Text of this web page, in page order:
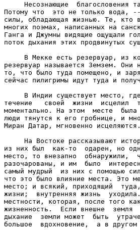
Несознающие  благословения
Потому что  это не только вода,
силы, обладающая жизнью. Те, кто
многих поэмах, написанных на
Ганга и Джумны видящие ощущали
поток дыхания этих продвинутых
В Мекке есть резервуар, из
резервуар называется Земзем.
то, что было туда помещено, и
сейчас пилигримы идут туда и
В Индии существует место,
течение   своей  жизни  исцелил
моментально. На этом  месте
люди тянутся к его гробнице, и
Миран Датар, мгновенно исцеляются.
На Востоке рассказывают
из них был  как-то  одарен, но
место, то внезапно  обнаружили,
разочарованы, и им  было
самый мудрый  из них с помощью
что это было влияние места. Это
место; и всякий, приходящий
жизни;  внутренняя жизнь
местности, которая, после того
жизненность.  Если внешне
дыхание  земли может  быть
большое  вдохновение,  а в